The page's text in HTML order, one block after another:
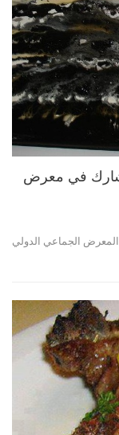
تشارك في معرض
المعرض الجماعي الدولي